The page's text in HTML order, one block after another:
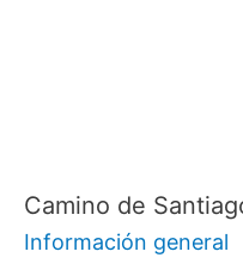
p
o
Camino de
Información general